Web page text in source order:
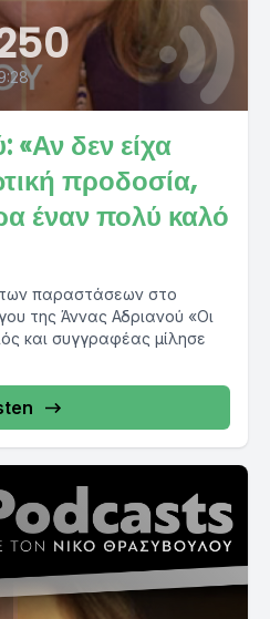
«Αν δεν είχα
προδοσία,
έναν πολύ καλό
παραστάσεων στο
της Άννας Αδριανού «Οι
και συγγραφέας μίλησε